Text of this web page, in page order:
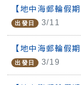
期
國
際
【地中海郵輪假
出發日 3/11
【地中海郵輪假
出發日 3/19